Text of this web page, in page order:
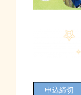
申込締切